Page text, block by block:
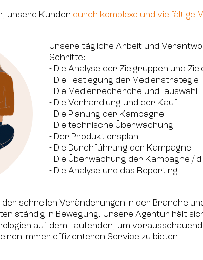
unsere Kunden durch komplexe und vielfältige
Unsere tägliche Arbeit und
Schritte:
- Die Analyse der Zielgruppen und
- Die Festlegung der Medienstrategie
- Die Medienrecherche und -auswahl
- Die Verhandlung und der Kauf
- Die Planung der Kampagne
- Die technische Überwachung
- Der Produktionsplan
- Die Durchführung der Kampagne
- Die Überwachung der Kampagne /
- Die Analyse und das Reporting
schnellen Veränderungen in der Branche
ständig in Bewegung. Unsere Agentur hält
auf dem Laufenden, um vorausschauend
immer effizienteren Service zu bieten.